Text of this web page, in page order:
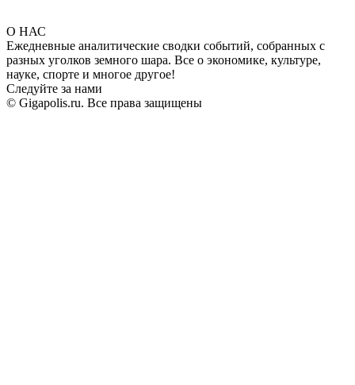
О НАС
Ежедневные аналитические сводки событий, собранных с
разных уголков земного шара. Все о экономике, культуре,
науке, спорте и многое другое!
Следуйте за нами
© Gigapolis.ru. Все права защищены